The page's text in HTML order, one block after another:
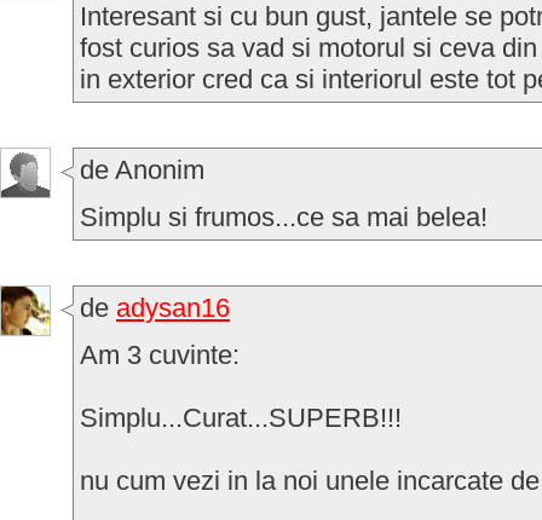
Interesant si cu bun gust, jantele se
fost curios sa vad si motorul si ceva
in exterior cred ca si interiorul este tot
de Anonim
Simplu si frumos...ce sa mai belea!
de adysan16
Am 3 cuvinte:
Simplu...Curat...SUPERB!!!
nu cum vezi in la noi unele incarcate